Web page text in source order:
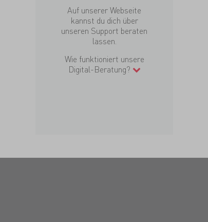
Auf unserer Webseite
kannst du dich über
unseren Support beraten
lassen.
Wie funktioniert unsere
Digital-Beratung?